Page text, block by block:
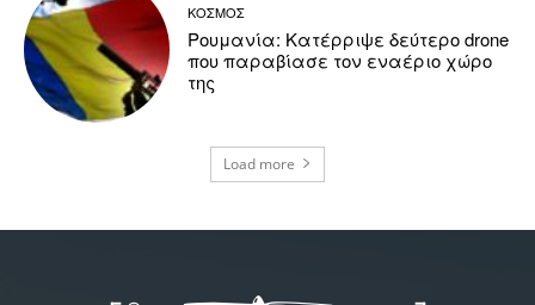
ΚΟΣΜΟΣ
Ρουμανία: Κατέρριψε δεύτερο drone
που παραβίασε τον εναέριο χώρο
της
Load more